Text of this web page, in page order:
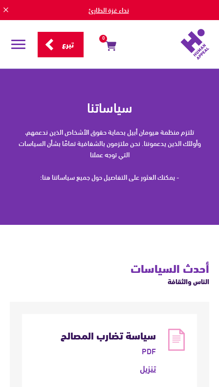
نداء غزة الطارئ
سياساتنا
0 تبرع
قائمة
سياساتنا
تلتزم منظمة هيومان أبيل بحماية حقوق الأشخاص الذين ندعمهم،
وأولئك الذين يدعموننا. نحن ملتزمون بالشفافية تمامًا بشأن السياسات
التي توجه عملنا
- يمكنك العثور على التفاصيل حول جميع سياساتنا هنا:
أحدث السياسات
الناس والثقافة
سياسة تضارب المصالح
PDF
تنزيل